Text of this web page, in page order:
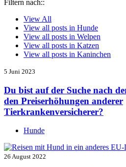
Filtern nach::
View All
View all posts in Hunde
View all posts in Welpen
View all posts in Katzen
View all posts in Kaninchen
5 Juni 2023
Du bist auf der Suche nach
den Preiserhöhungen anderer
Tierkrankenversicherer?
Hunde
26 August 2022